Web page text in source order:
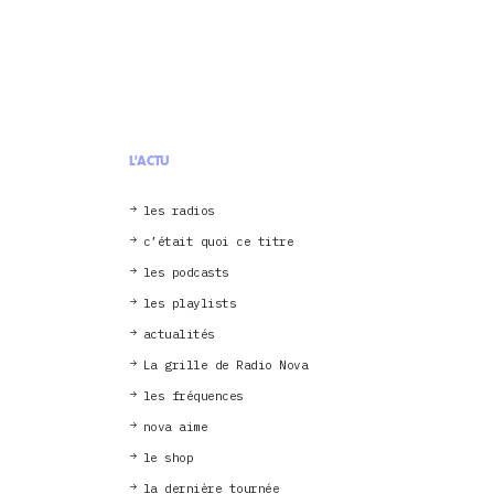
L'ACTU
les radios
c’était quoi ce titre
les podcasts
les playlists
actualités
La grille de Radio Nova
les fréquences
nova aime
le shop
la dernière tournée